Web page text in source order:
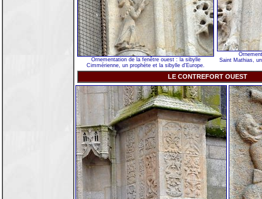
Ornementation de la fenêtre ouest : la sibylle
Cimmérienne, un prophète et la sibylle d'Europe.
Saint Mathias,
LE CONTREFORT OUEST